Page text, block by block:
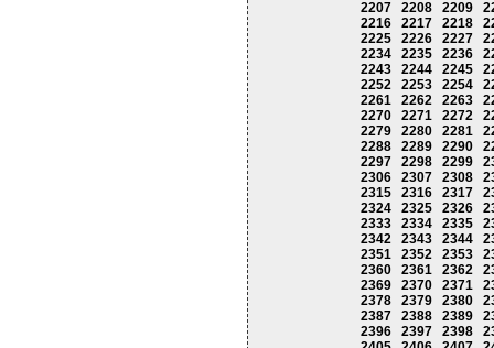
2207
2208 2209
2216
2217 2218
2225
2226 2227
2234
2235 2236
2243
2244 2245
2252
2253 2254
2261
2262 2263
2270
2271 2272
2279
2280 2281
2288
2289 2290
2297
2298 2299
2306
2307 2308
2315
2316 2317
2324
2325 2326
2333
2334 2335
2342
2343 2344
2351
2352 2353
2360
2361 2362
2369
2370 2371
2378
2379 2380
2387
2388 2389
2396
2397 2398